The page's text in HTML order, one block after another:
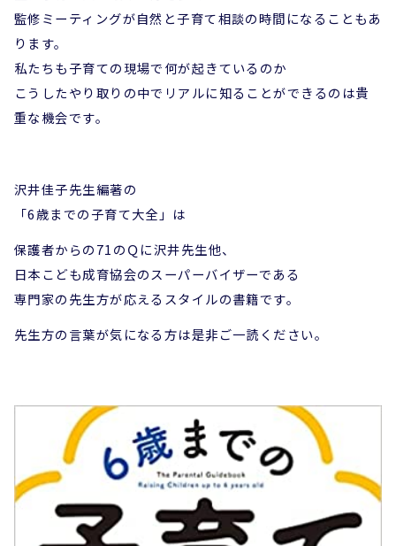
監修ミーティングが自然と子育て相談の時間になることもあ
ります。
私たちも子育ての現場で何が起きているのか
こうしたやり取りの中でリアルに知ることができるのは貴
重な機会です。
沢井佳子先生編著の
「6歳までの子育て大全」は
保護者からの71のＱに沢井先生他、
日本こども成育協会のスーパーバイザーである
専門家の先生方が応えるスタイルの書籍です。
先生方の言葉が気になる方は是非ご一読ください。